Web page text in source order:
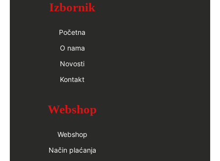
Izbornik
Početna
O nama
Novosti
Kontakt
Webshop
Webshop
Način plaćanja